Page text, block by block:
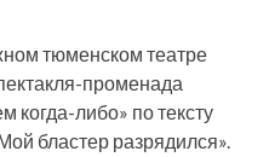
тюменском театре
променада
когда-либо» по тексту
бластер разрядился».